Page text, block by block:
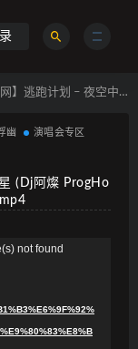
亮的星 (Dj阿燦 ProgHouse Mix国语男) 现场 [www.mqmix.com].mp4
幽 演唱会专区
(Dj阿燦 ProgHo
not found